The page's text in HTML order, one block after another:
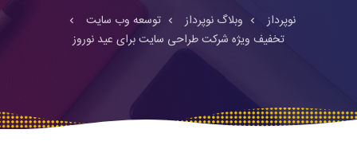
نوپرداز وبلاگ نوپرداز
توسعه وب سایت
تخفیف ویژه شرکت طراحی سایت برای عید نوروز